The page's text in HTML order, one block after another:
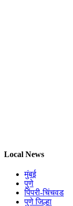
Local News
मुंबई
पुणे
पिंपरी-चिंचवड
पुणे जिल्हा